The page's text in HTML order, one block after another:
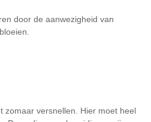
door de aanwezigheid van
zomaar versnellen. Hier moet heel